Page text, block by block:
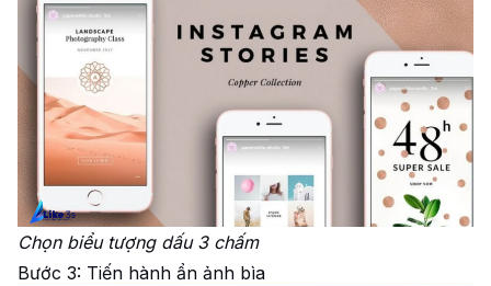
Chọn biểu tượng dấu 3 chấm
Bước 3: Tiến hành ẩn ảnh bìa